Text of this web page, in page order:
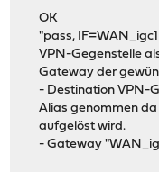
OK
"pass,
VPN-Gegenstelle
Gateway der
- Destination VPN-
Alias genommen
aufgelöst wird.
- Gateway